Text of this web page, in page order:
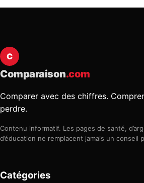
C
Comparaison.com
Comparer avec des chiffres.
perdre.
Contenu informatif. Les pages de santé,
d’éducation ne remplacent jamais un conseil
Catégories